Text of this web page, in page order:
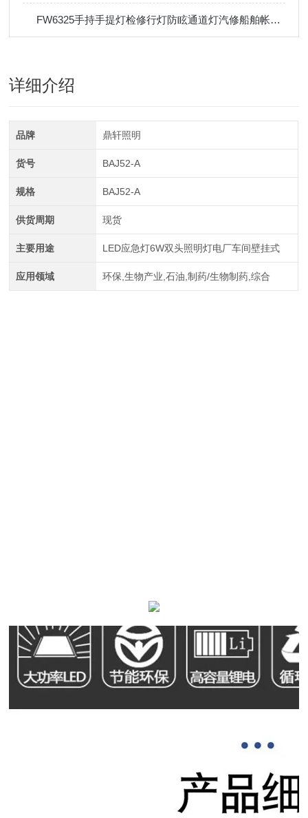
FW6325手持手提灯检修行灯防眩通道灯汽修船舶帐篷24V36V
详细介绍
品牌 鼎轩照明
货号 BAJ52-A
规格 BAJ52-A
供货周期 现货
主要用途 LED应急灯6W双头照明灯电厂车间壁挂式
应用领域 环保,生物产业,石油,制药/生物制药,综合